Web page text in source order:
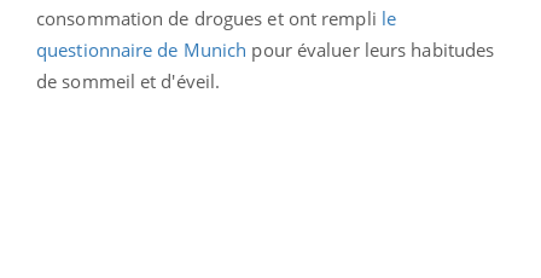
consommation de drogues et ont rempli le
questionnaire de Munich pour évaluer leurs habitudes
de sommeil et d'éveil.